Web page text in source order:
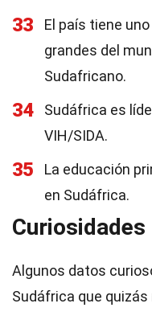
33 El país tiene
grandes del
Sudafricano.
34
Sudáfrica es
VIH/SIDA.
35
La educación
en Sudáfrica.
Curiosidades
Algunos datos
Sudáfrica que